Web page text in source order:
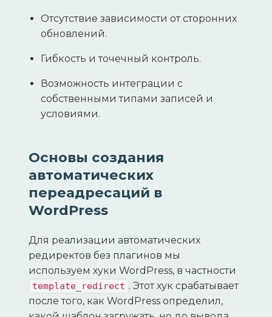
Отсутствие зависимости от сторонних
обновлений.
Гибкость и точечный контроль.
Возможность интеграции с
собственными типами записей и
условиями.
Основы создания
автоматических
переадресаций в
WordPress
Для реализации автоматических
редиректов без плагинов мы
используем хуки WordPress, в частности
template_redirect . Этот хук срабатывает
после того, как WordPress определил,